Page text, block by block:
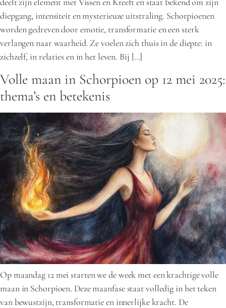
diepgang, intensiteit en mysterieuze uitstraling. Schorpioenen
worden gedreven door emotie, transformatie en een sterk
verlangen naar waarheid. Ze voelen zich thuis in de diepte: in
zichzelf, in relaties en in het leven. Bij […]
Volle maan in Schorpioen op 12 mei 2025:
thema’s en betekenis
Op maandag 12 mei starten we de week met een krachtige volle
maan in Schorpioen. Deze maanfase staat volledig in het teken
van bewustzijn, transformatie en innerlijke kracht. De